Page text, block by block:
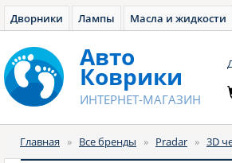
Дворники Лампы Масла и жидкости
Авто
Коврики
ИНТЕРНЕТ-МАГАЗИН
Главная » Все бренды » Pradar » 3D